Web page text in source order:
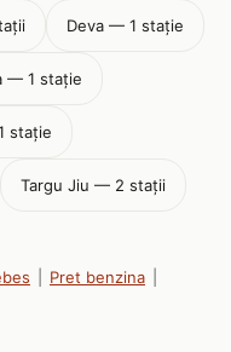
Deva — 1 stație
— 1 stație
stație
Targu Jiu — 2 stații
Pret benzina